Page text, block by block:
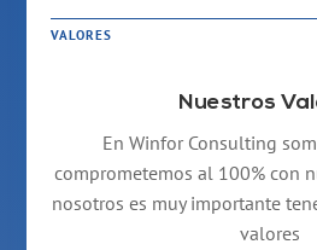
VALORES
Nuestros
En Winfor Consulting
comprometemos al 100% con
nosotros es muy importante
valores